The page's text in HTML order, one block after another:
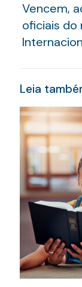
Vencem,
oficiais do
Leia